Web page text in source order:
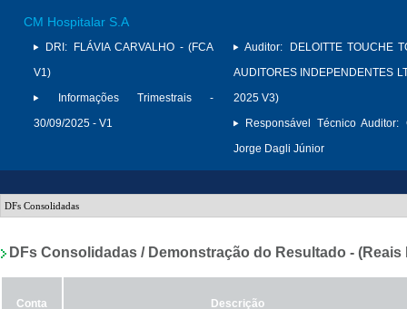
CM Hospitalar S.A
DRI:
FLÁVIA CARVALHO - (FCA
V1)
Informações Trimestrais -
30/09/2025 - V1
Auditor:
DELOITTE TOUCHE
AUDITORES INDEPENDENTES
2025 V3)
Responsável Técnico Auditor:
Jorge Dagli Júnior